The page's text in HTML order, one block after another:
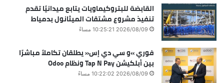
القابضة للبتروكيماويات يتابع ميدانيًا تقدم
تنفيذ مشروع مشتقات الميثانول بدمياط
2026/08/09 10:25:21 مساءً
فوري »و سي دي إس« يطلقان تكاملاً مباشرًا
بين أبلكيشن Tap N Pay ونظام Odoo
2026/08/09 10:22:02 مساءً